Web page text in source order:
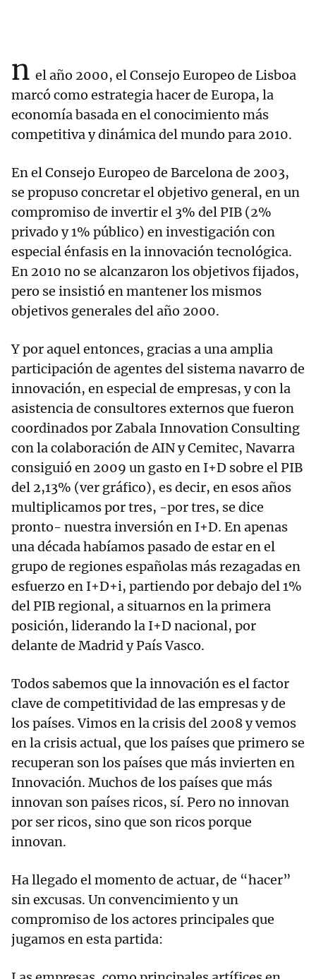
n el año 2000, el Consejo Europeo de Lisboa
marcó como estrategia hacer de Europa, la
economía basada en el conocimiento más
competitiva y dinámica del mundo para 2010.
En el Consejo Europeo de Barcelona de 2003,
se propuso concretar el objetivo general, en un
compromiso de invertir el 3% del PIB (2%
privado y 1% público) en investigación con
especial énfasis en la innovación tecnológica.
En 2010 no se alcanzaron los objetivos fijados,
pero se insistió en mantener los mismos
objetivos generales del año 2000.
Y por aquel entonces, gracias a una amplia
participación de agentes del sistema navarro de
innovación, en especial de empresas, y con la
asistencia de consultores externos que fueron
coordinados por Zabala Innovation Consulting
con la colaboración de AIN y Cemitec, Navarra
consiguió en 2009 un gasto en I+D sobre el PIB
del 2,13% (ver gráfico), es decir, en esos años
multiplicamos por tres, -por tres, se dice
pronto- nuestra inversión en I+D. En apenas
una década habíamos pasado de estar en el
grupo de regiones españolas más rezagadas en
esfuerzo en I+D+i, partiendo por debajo del 1%
del PIB regional, a situarnos en la primera
posición, liderando la I+D nacional, por
delante de Madrid y País Vasco.
Todos sabemos que la innovación es el factor
clave de competitividad de las empresas y de
los países. Vimos en la crisis del 2008 y vemos
en la crisis actual, que los países que primero se
recuperan son los países que más invierten en
Innovación. Muchos de los países que más
innovan son países ricos, sí. Pero no innovan
por ser ricos, sino que son ricos porque
innovan.
Ha llegado el momento de actuar, de “hacer”
sin excusas. Un convencimiento y un
compromiso de los actores principales que
jugamos en esta partida: